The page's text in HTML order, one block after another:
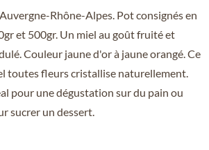
Rhône-Alpes. Pot consignés en
et 500gr. Un miel au goût fruité et
Couleur jaune d'or à jaune orangé. Ce
toutes fleurs cristallise naturellement.
pour une dégustation sur du pain ou
sucrer un dessert.